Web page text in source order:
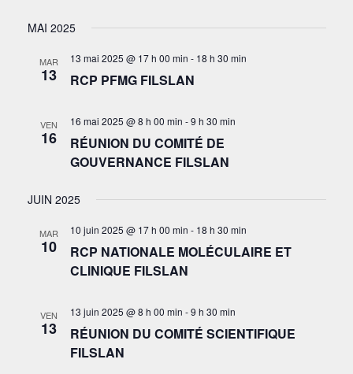
MAI 2025
MAR
13
13 mai 2025 @ 17 h 00 min - 18 h 30 min
RCP PFMG FILSLAN
VEN
16
16 mai 2025 @ 8 h 00 min -9 h 30 min
RÉUNION DU COMITÉ DE
GOUVERNANCE FILSLAN
JUIN 2025
MAR
10
10 juin 2025 @ 17 h 00 min - 18 h 30 min
RCP NATIONALE MOLÉCULAIRE ET
CLINIQUE FILSLAN
VEN
13
13 juin 2025 @ 8 h 00 min -9 h 30 min
RÉUNION DU COMITÉ SCIENTIFIQUE
FILSLAN